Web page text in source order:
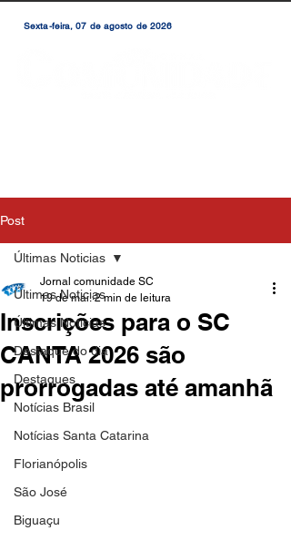
Sexta-feira, 07 de agosto de 2026
Post
Últimas Noticias
Últimas Notícias
Destaque do dia
Destaques
Notícias Brasil
Notícias Santa Catarina
Florianópolis
São José
Biguaçu
Últimas Noticias
Inscrições para o SC
CANTA 2026 são
prorrogadas até amanhã
Jornal comunidade SC
19 de mai. 2 min de leitura